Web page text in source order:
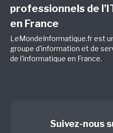
professionnels de
en France
LeMondeInformatique.fr est
groupe d'information et de
de l'informatique en France.
Suivez-nous